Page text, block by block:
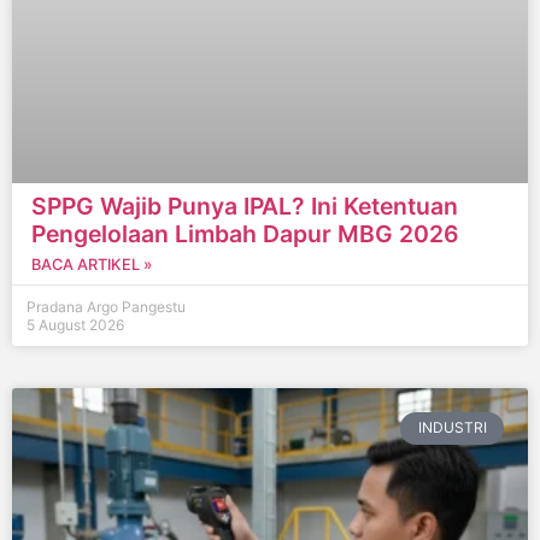
SPPG Wajib Punya IPAL? Ini Ketentuan
Pengelolaan Limbah Dapur MBG 2026
BACA ARTIKEL »
Pradana Argo Pangestu
5 August 2026
INDUSTRI